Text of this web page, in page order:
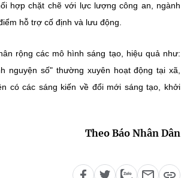
hợp chặt chẽ với lực lượng công an, ngành
hỗ trợ cố định và lưu động.
rộng các mô hình sáng tạo, hiệu quả như:
nguyện số" thường xuyên hoạt động tại xã,
có các sáng kiến về đổi mới sáng tạo, khởi
Theo Báo Nhân Dân